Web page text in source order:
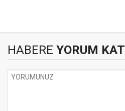
HABERE YORUM KAT